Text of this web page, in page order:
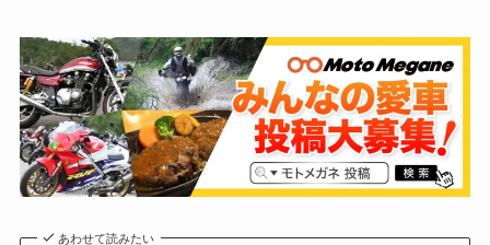
あわせて読みたい